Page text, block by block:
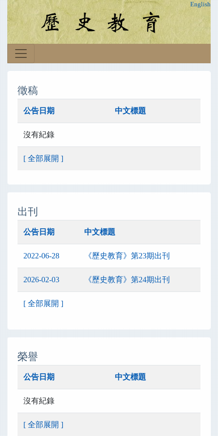
English
徵稿
公告日期 中文標題
沒有紀錄
[ 全部展開 ]
出刊
公告日期 中文標題
2022-06-28 《歷史教育》第23期出刊
2026-02-03 《歷史教育》第24期出刊
[ 全部展開 ]
榮譽
公告日期 中文標題
沒有紀錄
[ 全部展開 ]